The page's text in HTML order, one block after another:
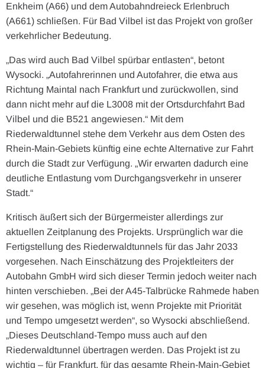
Enkheim (A66) und dem Autobahndreieck Erlenbruch
(A661) schließen. Für Bad Vilbel ist das Projekt von großer
verkehrlicher Bedeutung.
„Das wird auch Bad Vilbel spürbar entlasten“, betont
Wysocki. „Autofahrerinnen und Autofahrer, die etwa aus
Richtung Maintal nach Frankfurt und zurückwollen, sind
dann nicht mehr auf die L3008 mit der Ortsdurchfahrt Bad
Vilbel und die B521 angewiesen.“ Mit dem
Riederwaldtunnel stehe dem Verkehr aus dem Osten des
Rhein-Main-Gebiets künftig eine echte Alternative zur Fahrt
durch die Stadt zur Verfügung. „Wir erwarten dadurch eine
deutliche Entlastung vom Durchgangsverkehr in unserer
Stadt.“
Kritisch äußert sich der Bürgermeister allerdings zur
aktuellen Zeitplanung des Projekts. Ursprünglich war die
Fertigstellung des Riederwaldtunnels für das Jahr 2033
vorgesehen. Nach Einschätzung des Projektleiters der
Autobahn GmbH wird sich dieser Termin jedoch weiter nach
hinten verschieben. „Bei der A45-Talbrücke Rahmede haben
wir gesehen, was möglich ist, wenn Projekte mit Priorität
und Tempo umgesetzt werden“, so Wysocki abschließend.
„Dieses Deutschland-Tempo muss auch auf den
Riederwaldtunnel übertragen werden. Das Projekt ist zu
wichtig – für Frankfurt, für das gesamte Rhein-Main-Gebiet